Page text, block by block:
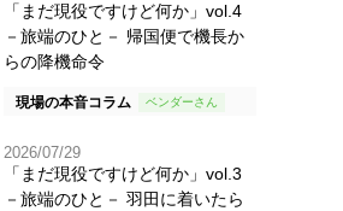
「まだ現役ですけど何か」vol.4
－旅端のひと－ 帰国便で機長か
らの降機命令
現場の本音コラム
2026/07/29
「まだ現役ですけど何か」vol.3
－旅端のひと－ 羽田に着いたら